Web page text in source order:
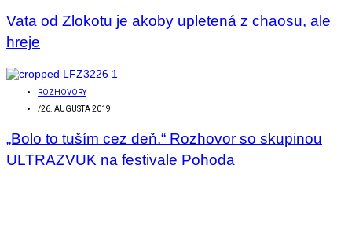
Vata od Zlokotu je akoby upletená z chaosu, ale
hreje
ROZHOVORY
/26. AUGUSTA 2019
„Bolo to tuším cez deň.“ Rozhovor so skupinou
ULTRAZVUK na festivale Pohoda